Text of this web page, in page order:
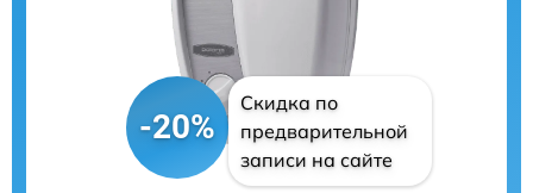
-20%
Скидка по
предварительной
записи на сайте